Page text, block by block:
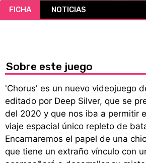
FICHA NOTICIAS
Sobre este juego
'Chorus' es un nuevo videojuego
editado por Deep Silver, que se
del 2020 y que nos iba a permitir
viaje espacial único repleto de
Encarnaremos el papel de una
que tiene un extraño vínculo con